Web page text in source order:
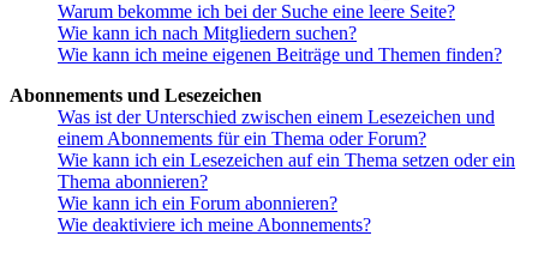
Warum bekomme ich bei der Suche eine leere Seite?
Wie kann ich nach Mitgliedern suchen?
Wie kann ich meine eigenen Beiträge und Themen finden?
Abonnements und Lesezeichen
Was ist der Unterschied zwischen einem Lesezeichen und
einem Abonnements für ein Thema oder Forum?
Wie kann ich ein Lesezeichen auf ein Thema setzen oder ein
Thema abonnieren?
Wie kann ich ein Forum abonnieren?
Wie deaktiviere ich meine Abonnements?